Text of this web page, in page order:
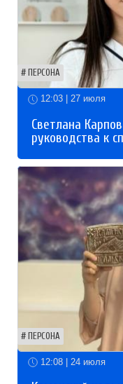
ПЕРСОНА
12:03 | 27 июля
Светлана
руководства к
ПЕРСОНА
12:08 | 24 июля